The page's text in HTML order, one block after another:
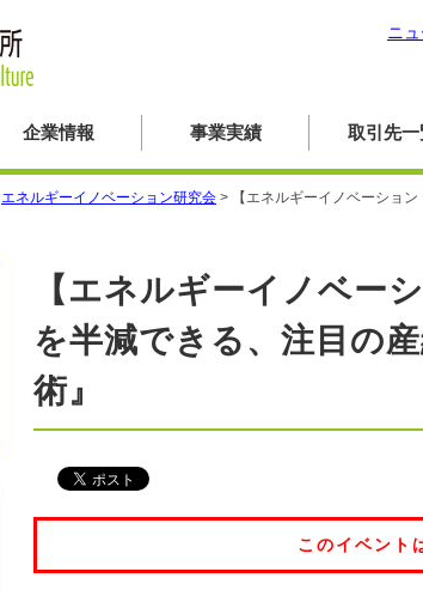
ニ
企業情報 事業実績 取引先一
エネルギーイノベーション研究会 >
【エネルギーイノベーショ
【エネルギーイノベー
を半減できる、注目の
術』
このイベント